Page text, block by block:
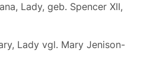
Lady, geb. Spencer XII,
Lady vgl. Mary Jenison-